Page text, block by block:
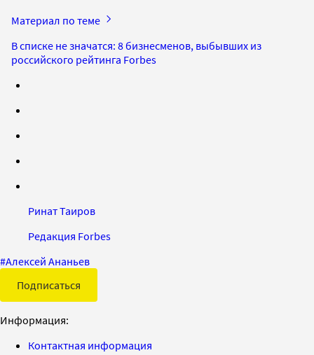
Материал по теме
В списке не значатся: 8 бизнесменов, выбывших из
российского рейтинга Forbes
Ринат Таиров
Редакция Forbes
#Алексей Ананьев
Подписаться
Информация:
Контактная информация